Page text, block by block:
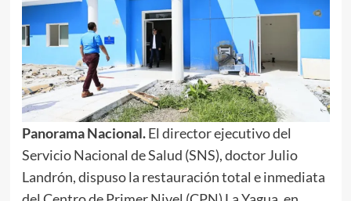
Panorama Nacional.El director ejecutivo del
Servicio Nacional de Salud (SNS), doctor Julio
Landrón, dispuso la restauración total e inmediata